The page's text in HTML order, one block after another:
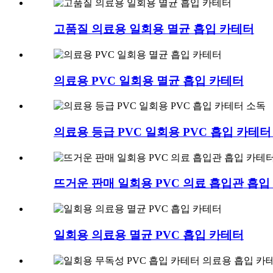
고품질 의료용 일회용 멸균 흡입 카테터
의료용 PVC 일회용 멸균 흡입 카테터
의료용 등급 PVC 일회용 PVC 흡입 카테
뜨거운 판매 일회용 PVC 의료 흡입관 흡입
일회용 의료용 멸균 PVC 흡입 카테터